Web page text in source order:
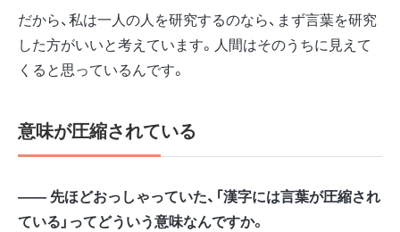
だから、私は一人の人を研究するのなら、まず言葉を研究
した方がいいと考えています。人間はそのうちに見えて
くると思っているんです。
意味が圧縮されている
―― 先ほどおっしゃっていた、「漢字には言葉が圧縮され
ている」ってどういう意味なんですか。